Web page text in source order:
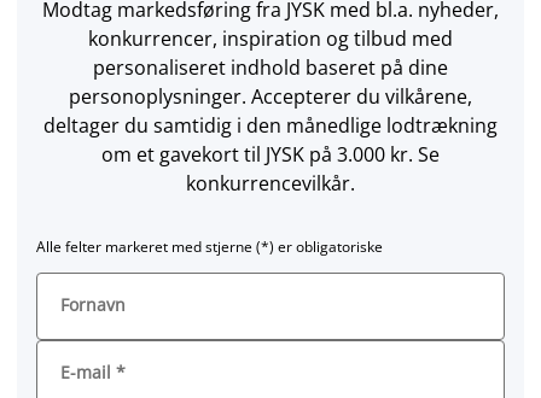
Modtag markedsføring fra JYSK med bl.a. nyheder,
konkurrencer, inspiration og tilbud med
personaliseret indhold baseret på dine
personoplysninger. Accepterer du vilkårene,
deltager du samtidig i den månedlige lodtrækning
om et gavekort til JYSK på 3.000 kr. Se
konkurrencevilkår.
Alle felter markeret med stjerne (*) er obligatoriske
Fornavn
E-mail *